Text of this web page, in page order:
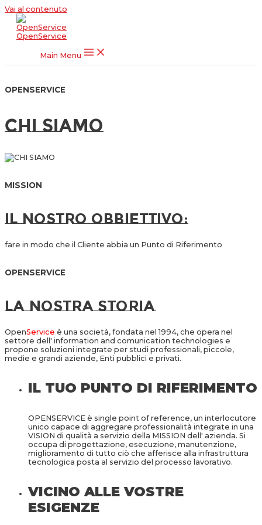
Vai al contenuto
OpenService
Main Menu
OPENSERVICE
Chi Siamo
MISSION
il Nostro Obbiettivo:
fare in modo che il Cliente abbia un Punto di Riferimento
OPENSERVICE
la nostra storia
OpenService è una società, fondata nel 1994, che opera nel
settore dell' information and comunication technologies e
propone soluzioni integrate per studi professionali, piccole,
medie e grandi aziende, Enti pubblici e privati.
IL TUO PUNTO DI RIFERIMENTO
OPENSERVICE è single point of reference, un interlocutore
unico capace di aggregare professionalità integrate in una
VISION di qualità a servizio della MISSION dell' azienda. Si
occupa di progettazione, esecuzione, manutenzione,
miglioramento di tutto ciò che afferisce alla infrastruttura
tecnologica posta al servizio del processo lavorativo.
VICINO ALLE VOSTRE
ESIGENZE